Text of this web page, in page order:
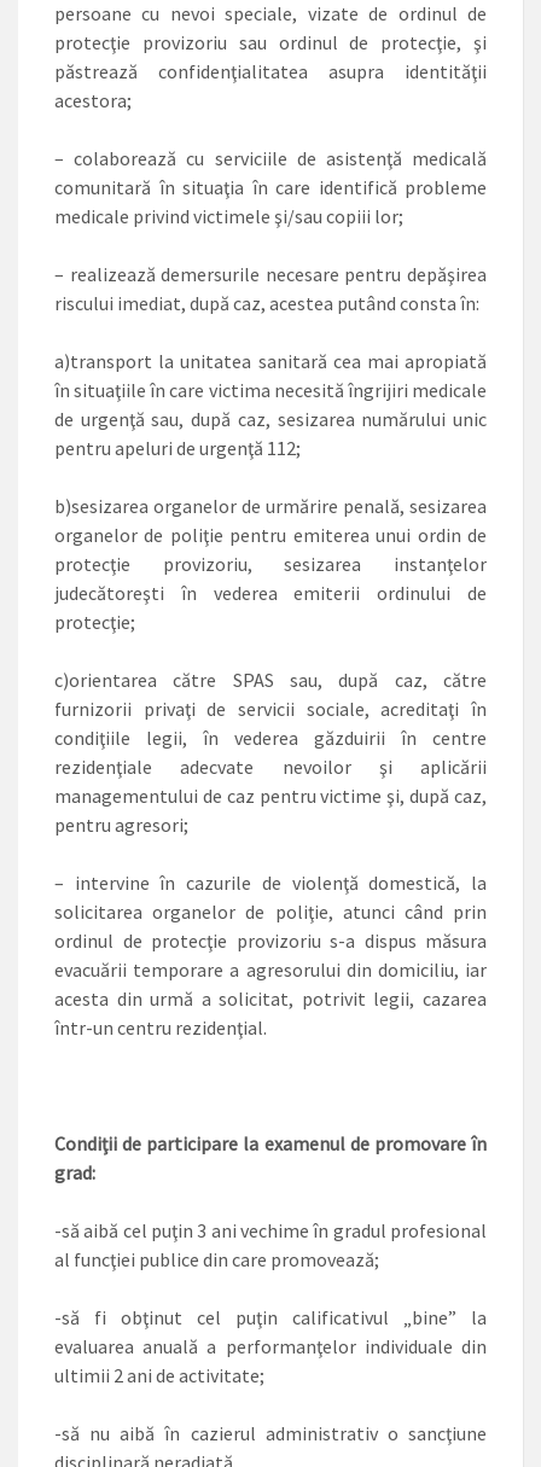
persoane cu nevoi speciale, vizate de ordinul de
protecţie provizoriu sau ordinul de protecţie, şi
păstrează confidenţialitatea asupra identităţii
acestora;
– colaborează cu serviciile de asistenţă medicală
comunitară în situaţia în care identifică probleme
medicale privind victimele şi/sau copiii lor;
– realizează demersurile necesare pentru depăşirea
riscului imediat, după caz, acestea putând consta în:
a)transport la unitatea sanitară cea mai apropiată
în situaţiile în care victima necesită îngrijiri medicale
de urgenţă sau, după caz, sesizarea numărului unic
pentru apeluri de urgenţă 112;
b)sesizarea organelor de urmărire penală, sesizarea
organelor de poliţie pentru emiterea unui ordin de
protecţie provizoriu, sesizarea instanţelor
judecătoreşti în vederea emiterii ordinului de
protecţie;
c)orientarea către SPAS sau, după caz, către
furnizorii privaţi de servicii sociale, acreditaţi în
condiţiile legii, în vederea găzduirii în centre
rezidenţiale adecvate nevoilor şi aplicării
managementului de caz pentru victime şi, după caz,
pentru agresori;
– intervine în cazurile de violenţă domestică, la
solicitarea organelor de poliţie, atunci când prin
ordinul de protecţie provizoriu s-a dispus măsura
evacuării temporare a agresorului din domiciliu, iar
acesta din urmă a solicitat, potrivit legii, cazarea
într-un centru rezidenţial.
Condiţii de participare la examenul de promovare în
grad:
-să aibă cel puţin 3 ani vechime în gradul profesional
al funcţiei publice din care promovează;
-să fi obţinut cel puţin calificativul „bine” la
evaluarea anuală a performanţelor individuale din
ultimii 2 ani de activitate;
-să nu aibă în cazierul administrativ o sancţiune
disciplinară neradiată.